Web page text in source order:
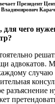
Президент
для чего
адвокатов.
разъяснение